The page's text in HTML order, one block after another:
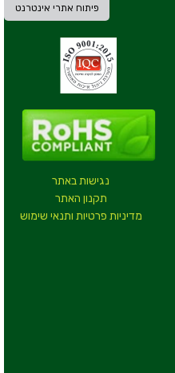
פיתוח אתרי אינטרנט
נגישות באתר
תקנון האתר
מדיניות פרטיות ותנאי שימוש